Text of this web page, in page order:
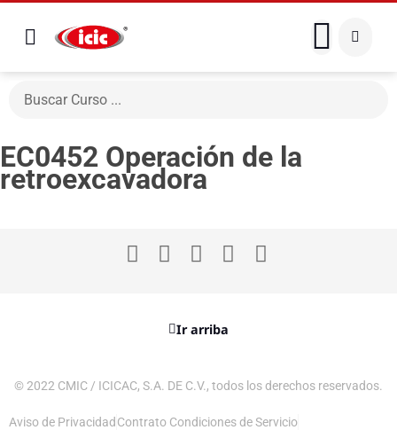
EC0452 Operación de la
retroexcavadora
Ir arriba
© 2022 CMIC / ICICAC, S.A. DE C.V., todos los derechos reservados.
Aviso de Privacidad Contrato Condiciones de Servicio